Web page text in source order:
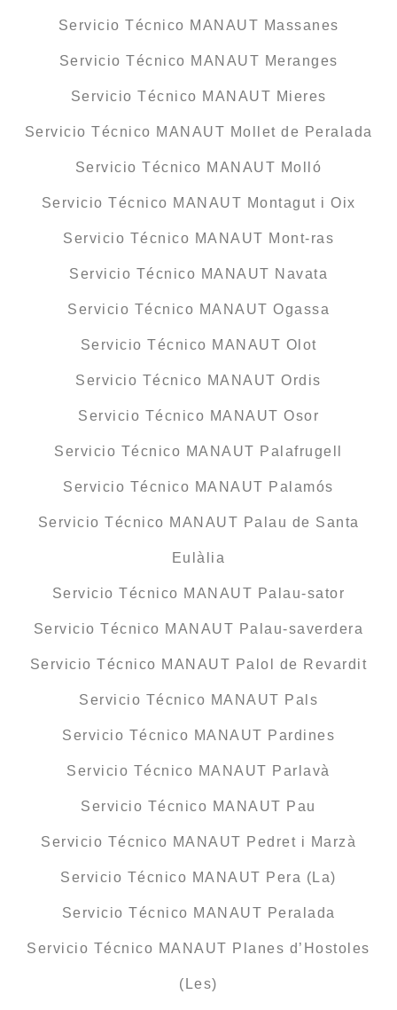
Servicio Técnico MANAUT Massanes
Servicio Técnico MANAUT Meranges
Servicio Técnico MANAUT Mieres
Servicio Técnico MANAUT Mollet de Peralada
Servicio Técnico MANAUT Molló
Servicio Técnico MANAUT Montagut i Oix
Servicio Técnico MANAUT Mont-ras
Servicio Técnico MANAUT Navata
Servicio Técnico MANAUT Ogassa
Servicio Técnico MANAUT Olot
Servicio Técnico MANAUT Ordis
Servicio Técnico MANAUT Osor
Servicio Técnico MANAUT Palafrugell
Servicio Técnico MANAUT Palamós
Servicio Técnico MANAUT Palau de Santa
Eulàlia
Servicio Técnico MANAUT Palau-sator
Servicio Técnico MANAUT Palau-saverdera
Servicio Técnico MANAUT Palol de Revardit
Servicio Técnico MANAUT Pals
Servicio Técnico MANAUT Pardines
Servicio Técnico MANAUT Parlavà
Servicio Técnico MANAUT Pau
Servicio Técnico MANAUT Pedret i Marzà
Servicio Técnico MANAUT Pera (La)
Servicio Técnico MANAUT Peralada
Servicio Técnico MANAUT Planes d’Hostoles
(Les)